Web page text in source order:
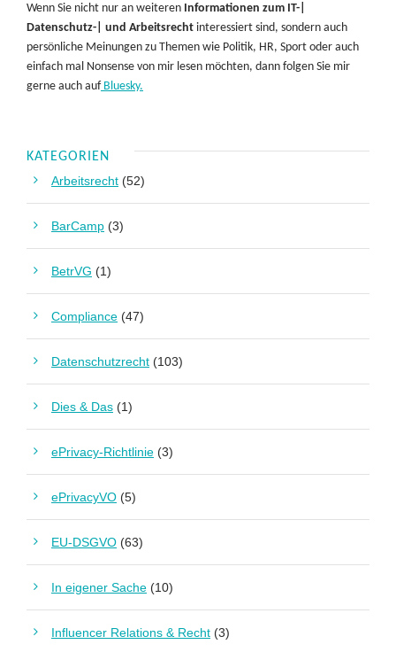
Wenn Sie nicht nur an weiteren Informationen zum IT-|
Datenschutz-| und Arbeitsrecht interessiert sind, sondern auch
persönliche Meinungen zu Themen wie Politik, HR, Sport oder auch
einfach mal Nonsense von mir lesen möchten, dann folgen Sie mir
gerne auch aufBluesky.
KATEGORIEN
Arbeitsrecht (52)
BarCamp (3)
BetrVG (1)
Compliance (47)
Datenschutzrecht (103)
Dies & Das (1)
ePrivacy-Richtlinie (3)
ePrivacyVO (5)
EU-DSGVO (63)
In eigener Sache (10)
Influencer Relations & Recht (3)